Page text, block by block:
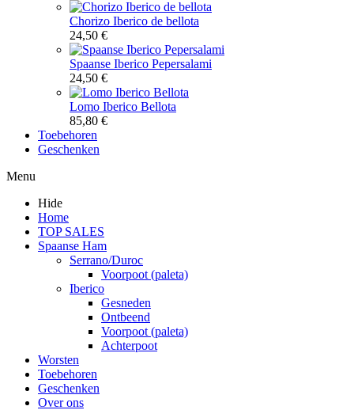
Chorizo Iberico de bellota
24,50 €
Spaanse Iberico Pepersalami
24,50 €
Lomo Iberico Bellota
85,80 €
Toebehoren
Geschenken
Menu
Hide
Home
TOP SALES
Spaanse Ham
Serrano/Duroc
Voorpoot (paleta)
Iberico
Gesneden
Ontbeend
Voorpoot (paleta)
Achterpoot
Worsten
Toebehoren
Geschenken
Over ons